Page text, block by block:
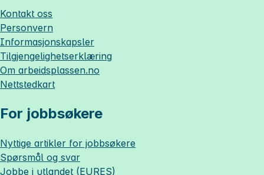
Kontakt oss
Personvern
Informasjonskapsler
Tilgjengelighetserklæring
Om arbeidsplassen.no
Nettstedkart
For jobbsøkere
Nyttige artikler for jobbsøkere
Spørsmål og svar
Jobbe i utlandet (EURES)